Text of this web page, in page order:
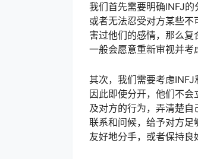
我们首先需要明确INFJ
或者无法忍受对方某些
害过他们的感情，那么
一般会愿意重新审视并考
其次，我们需要考虑INFJ
因此即使分开，他们不
及对方的行为，弄清楚
联系和问候，给予对方
友好地分手，或者保持良